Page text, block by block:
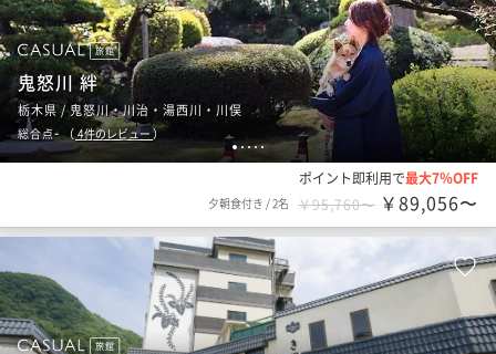
12345
旅館
鬼怒川 絆
栃木県 / 鬼怒川・川治・湯西川・川俣
総合点-（4件のレビュー）
ポイント即利用で最大7％OFF
夕朝食付き /2名 ￥95,760〜 ￥89,056〜
旅館